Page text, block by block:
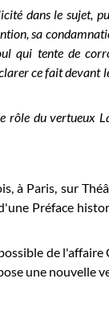
dans le sujet,
sa
qui tente de
ce fait devant
rôle du vertueux
à Paris, sur
Préface
de l'affaire
une nouvelle